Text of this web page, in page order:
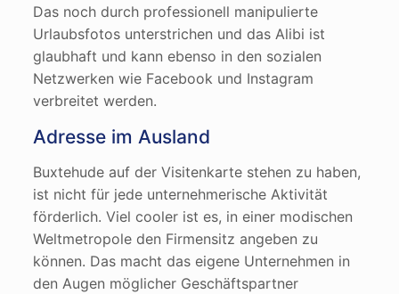
Das noch durch professionell manipulierte
Urlaubsfotos unterstrichen und das Alibi ist
glaubhaft und kann ebenso in den sozialen
Netzwerken wie Facebook und Instagram
verbreitet werden.
Adresse im Ausland
Buxtehude auf der Visitenkarte stehen zu haben,
ist nicht für jede unternehmerische Aktivität
förderlich. Viel cooler ist es, in einer modischen
Weltmetropole den Firmensitz angeben zu
können. Das macht das eigene Unternehmen in
den Augen möglicher Geschäftspartner